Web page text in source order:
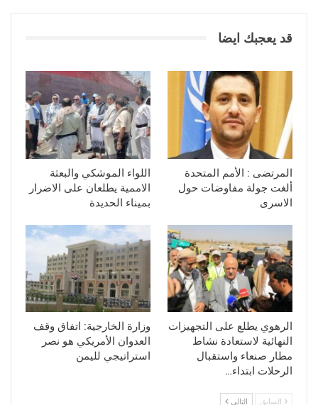
قد يعجبك ايضا
المرتضى : الأمم المتحدة
ألغت جولة مفاوضات حول
الاسرى
اللواء الموشكي والبعثة
الاممية يطلعان على الاضرار
بميناء الحديدة
الرهوي يطلع على التجهيزات
النهائية لاستعادة نشاط
مطار صنعاء واستقبال
الرحلات ابتداء…
وزارة الخارجية: اتفاق وقف
العدوان الأمريكي هو نصر
استراتيجي لليمن
السابق التالي